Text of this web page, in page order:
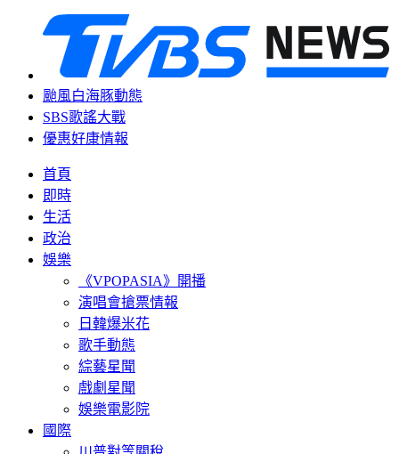
颱風白海豚動態
SBS歌謠大戰
優惠好康情報
首頁
即時
生活
政治
娛樂
《VPOPASIA》開播
演唱會搶票情報
日韓爆米花
歌手動態
綜藝星聞
戲劇星聞
娛樂電影院
國際